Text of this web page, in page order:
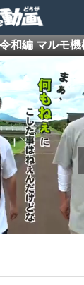
和編 マルモ